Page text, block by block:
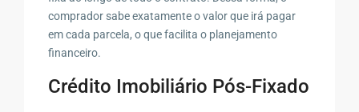
comprador sabe exatamente o valor que irá pagar
em cada parcela, o que facilita o planejamento
financeiro.
Crédito Imobiliário Pós-Fixado